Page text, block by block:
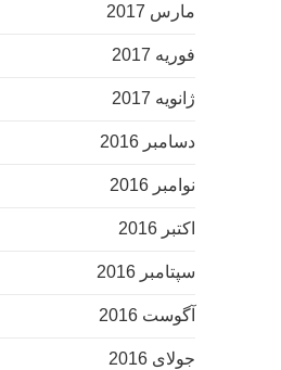
مارس 2017
فوریه 2017
ژانویه 2017
دسامبر 2016
نوامبر 2016
اکتبر 2016
سپتامبر 2016
آگوست 2016
جولای 2016